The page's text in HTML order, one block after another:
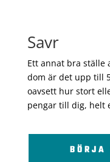
Savr
Ett annat bra ställe
dom är det upp till
oavsett hur stort
pengar till dig, helt